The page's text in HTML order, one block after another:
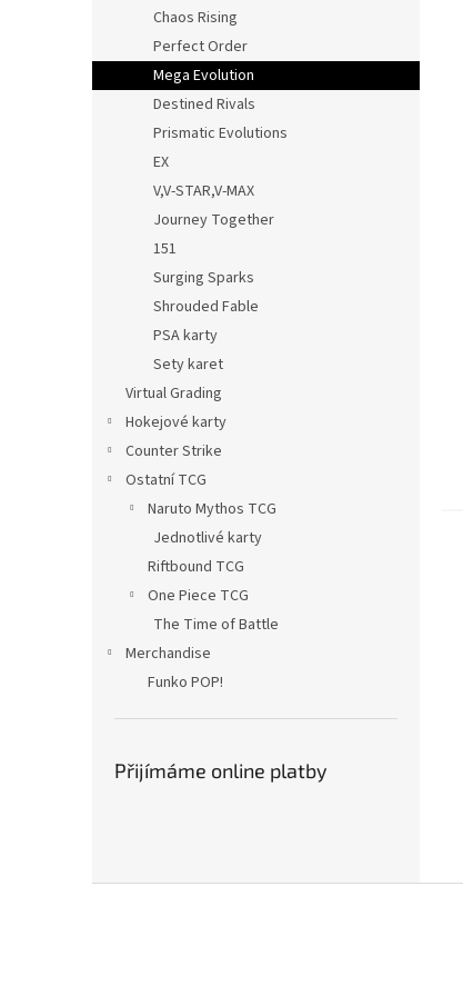
l
Chaos Rising
Perfect Order
Mega Evolution
Destined Rivals
Prismatic Evolutions
EX
V,V-STAR,V-MAX
Journey Together
151
Surging Sparks
Shrouded Fable
PSA karty
Sety karet
Virtual Grading
Hokejové karty
Counter Strike
Ostatní TCG
Naruto Mythos TCG
Jednotlivé karty
Riftbound TCG
One Piece TCG
The Time of Battle
Merchandise
Funko POP!
Přijímáme online platby